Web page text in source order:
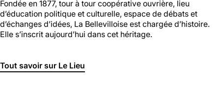
Lun, Mar : Fermé
Du Mercredi au Dimanche
Nous suivre
En savoir plus
Fondée en 1877, tour à tour coopérative ouvrière, lieu
d’éducation politique et culturelle, espace de débats et
d’échanges d’idées, La Bellevilloise est chargée d’histoire.
Elle s’inscrit aujourd’hui dans cet héritage.
Tout savoir sur Le Lieu